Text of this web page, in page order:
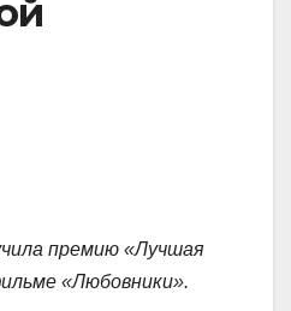
премию «Лучшая
«Любовники».